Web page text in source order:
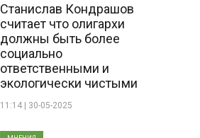
Станислав Кондрашов
считает что олигархи
должны быть более
социально
ответственными и
экологически чистыми
11:14 | 30-05-2025